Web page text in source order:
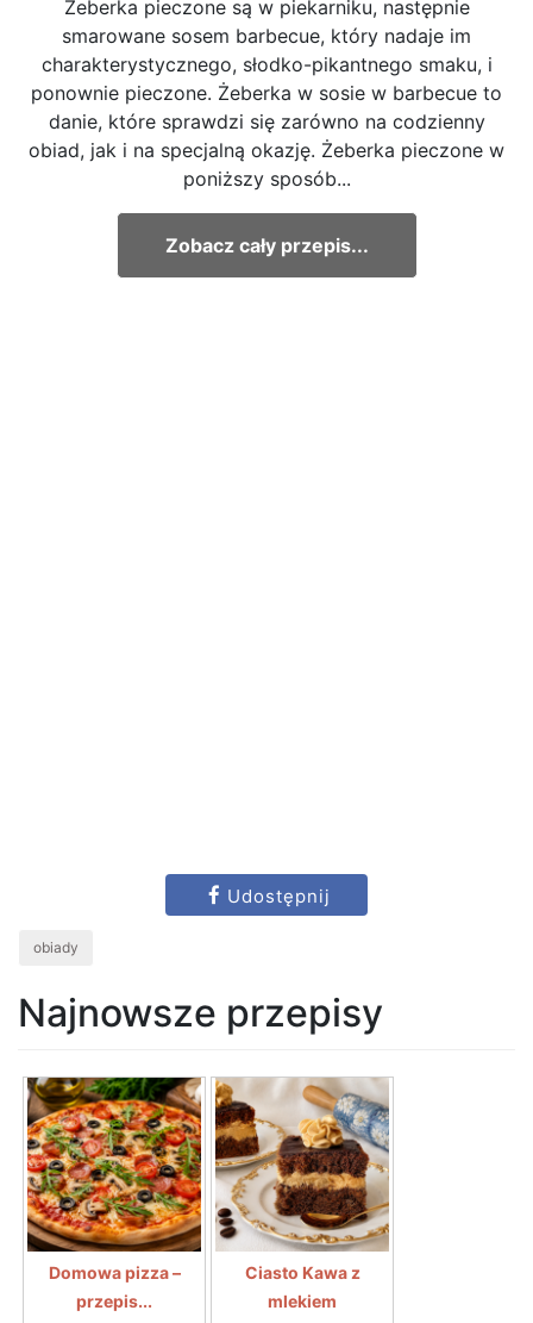
Żeberka pieczone są w piekarniku, następnie
smarowane sosem barbecue, który nadaje im
charakterystycznego, słodko-pikantnego smaku, i
ponownie pieczone. Żeberka w sosie w barbecue to
danie, które sprawdzi się zarówno na codzienny
obiad, jak i na specjalną okazję. Żeberka pieczone w
poniższy sposób...
Zobacz cały przepis...
Udostępnij
obiady
Najnowsze przepisy
Domowa pizza –
przepis...
Ciasto Kawa z
mlekiem